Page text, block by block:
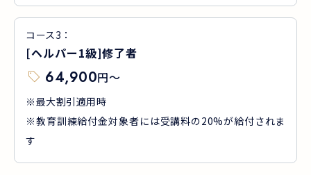
コース3 ：
[ヘルパー1級]修了者
64,900円〜
※最大割引適用時
※教育訓練給付金対象者には受講料の20%が給付されま
す